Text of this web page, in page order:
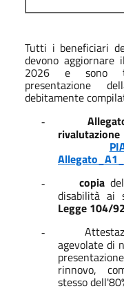
Tutti i beneficiari
devono aggiornare
2026 e sono
presentazione
debitamente
-
- copiadel
disabilità ai
Legge 104/92
-
agevolate di
rinnovo,
stesso